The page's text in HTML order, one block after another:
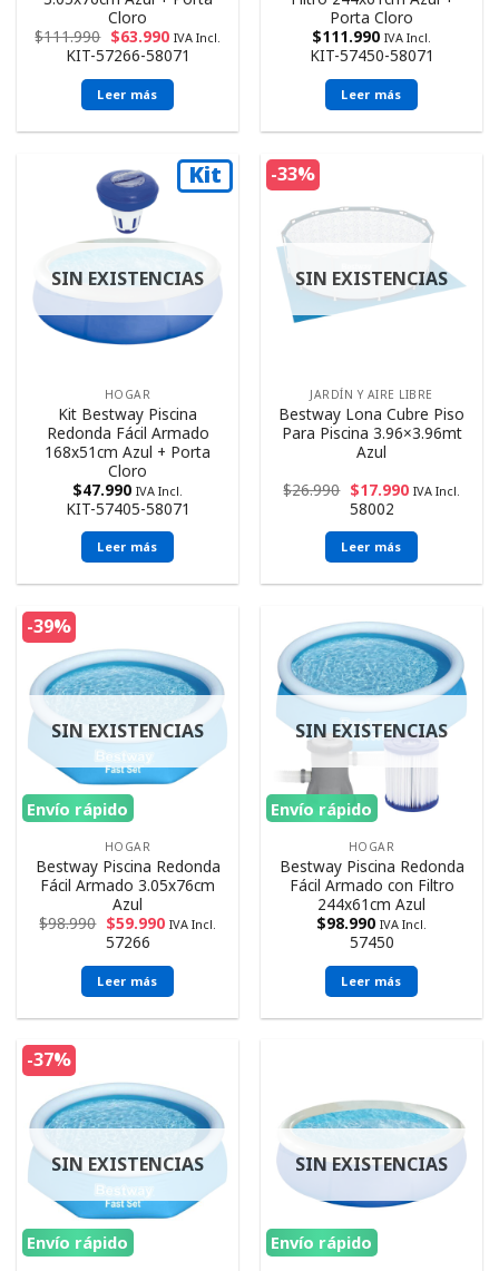
Cloro
$111.990 $63.990 IVA Incl.
KIT-57266-58071
Leer más
Porta Cloro
$111.990 IVA Incl.
KIT-57450-58071
Leer más
Kit
SIN EXISTENCIAS
HOGAR
Kit Bestway Piscina
Redonda Fácil Armado
168x51cm Azul + Porta
Cloro
$47.990 IVA Incl.
KIT-57405-58071
Leer más
-33%
SIN EXISTENCIAS
JARDÍN Y AIRE LIBRE
Bestway Lona Cubre Piso
Para Piscina 3.96×3.96mt
Azul
$26.990 $17.990 IVA Incl.
58002
Leer más
-39%
Envío rápido
SIN EXISTENCIAS
HOGAR
Bestway Piscina Redonda
Fácil Armado 3.05x76cm
Azul
$98.990 $59.990 IVA Incl.
57266
Leer más
Envío rápido
SIN EXISTENCIAS
HOGAR
Bestway Piscina Redonda
Fácil Armado con Filtro
244x61cm Azul
$98.990 IVA Incl.
57450
Leer más
-37%
Envío rápido
SIN EXISTENCIAS
Envío rápido
SIN EXISTENCIAS